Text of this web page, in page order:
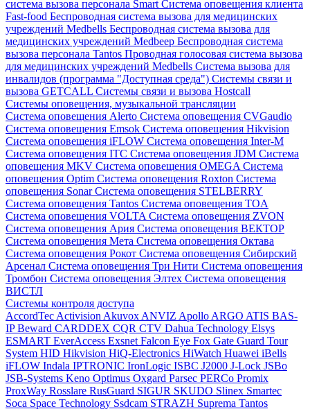
система вызова персонала Smart Система оповещения клиента
Fast-food Беспроводная система вызова для медицинских
учреждений Medbells Беспроводная система вызова для
медицинских учреждений Medbeep Беспроводная система
вызова персонала Tantos Проводная голосовая система вызова
для медицинских учреждений Medbells Система вызова для
инвалидов (программа "Доступная среда") Системы связи и
вызова GETCALL Системы связи и вызова Hostcall
Системы оповещения, музыкальной трансляции
Система оповещения Alerto Система оповещения CVGaudio
Система оповещения Emsok Система оповещения Hikvision
Система оповещения iFLOW Система оповещения Inter-M
Система оповещения ITC Система оповещения JDM Система
оповещения MKV Система оповещения OMEGA Система
оповещения Optim Система оповещения Roxton Система
оповещения SonarСистема оповещения STELBERRY
Система оповещения Tantos Система оповещения TOA
Система оповещения VOLTA Система оповещения ZVON
Система оповещения Ария Система оповещения ВЕКТОР
Система оповещения Мета Система оповещения Октава
Система оповещения Рокот Система оповещения Сибирский
Арсенал Система оповещения Три Нити Система оповещения
Тромбон Система оповещения Элтех Система оповещения
ВИСТЛ
Системы контроля доступа
AccordTec Activision Akuvox ANVIZ Apollo ARGO ATIS BAS-
IPBeward CARDDEX CQR CTV Dahua Technology Elsys
ESMART EverAccess Exsnet Falcon Eye Fox Gate Guard Tour
System HID Hikvision HiQ-Electronics HiWatch Huawei iBells
iFLOW Indala IPTRONIC IronLogic ISBC J2000 J-Lock JSBo
JSB-Systems Keno Optimus Oxgard Parsec PERCo Promix
ProxWay Rosslare RusGuard SIGUR SKUDO Slinex Smartec
Soca Space Technology Ssdcam STRAZH Suprema Tantos